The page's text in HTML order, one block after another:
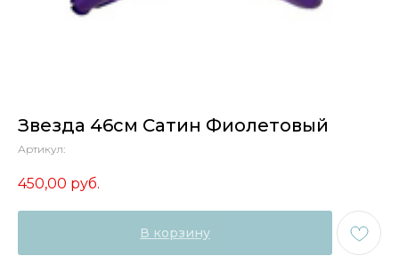
Звезда 46см Сатин Фиолетовый
Артикул:
450,00 руб.
В корзину